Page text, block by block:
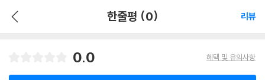
한줄평 (0) 리뷰
0.0 혜택 및 유의사항